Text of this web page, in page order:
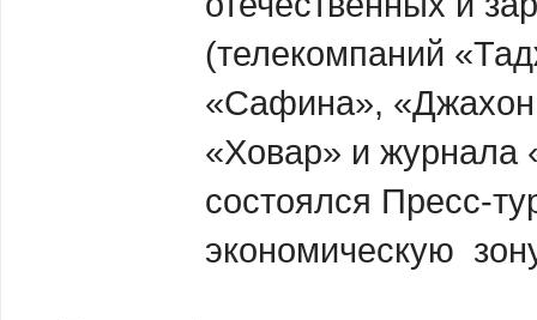
(телекомпаний
«Сафина»,
«Ховар» и журнала
состоялся Пресс-
экономическую